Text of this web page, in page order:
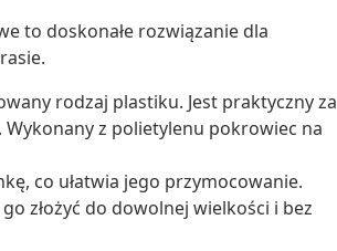
to doskonałe rozwiązanie dla
rodzaj plastiku. Jest praktyczny za
z polietylenu pokrowiec na
co ułatwia jego przymocowanie.
złożyć do dowolnej wielkości i bez